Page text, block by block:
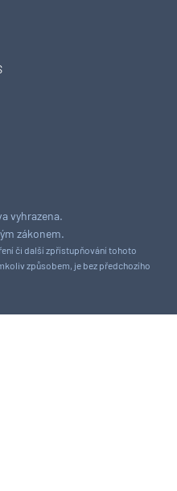
vyhrazena.
zákonem.
či další zpřístupňování tohoto
způsobem, je bez předchozího